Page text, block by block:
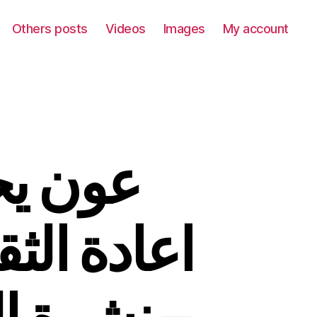
Others posts Videos Images My account
عون
اعادة